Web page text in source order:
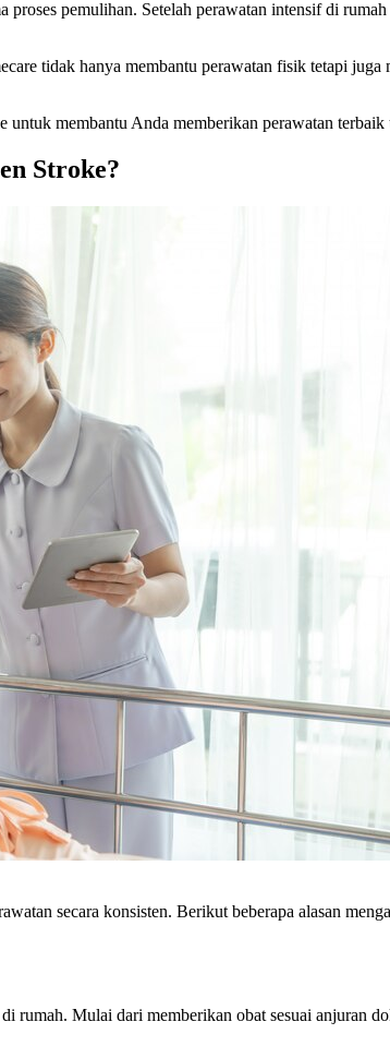
pemulihan. Setelah perawatan intensif di
tidak hanya membantu perawatan fisik tetapi
membantu Anda memberikan perawatan
Stroke?
secara konsisten. Berikut beberapa alasan
Mulai dari memberikan obat sesuai anjuran